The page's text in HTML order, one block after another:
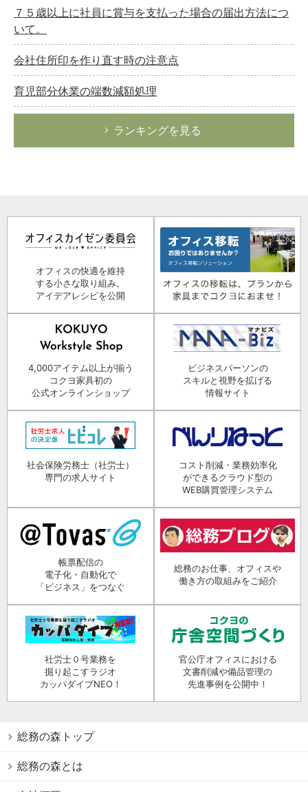
７５歳以上に社員に賞与を支払った場合の届出方法につ
いて。
会社住所印を作り直す時の注意点
育児部分休業の端数減額処理
ランキングを見る
オフィスの快適を維持
する小さな取り組み。
アイデアレシピを公開
4,000アイテム以上が揃う
コクヨ家具初の
公式オンラインショップ
ビジネスパーソンの
スキルと視野を拡げる
情報サイト
社会保険労務士（社労士）
専門の求人サイト
コスト削減・業務効率化
ができるクラウド型の
WEB購買管理システム
帳票配信の
電子化・自動化で
「ビジネス」をつなぐ
総務のお仕事、オフィスや
働き方の取組みをご紹介
社労士０号業務を
掘り起こすラジオ
カッパダイブNEO！
官公庁オフィスにおける
文書削減や備品管理の
先進事例を公開中！
総務の森トップ
総務の森とは